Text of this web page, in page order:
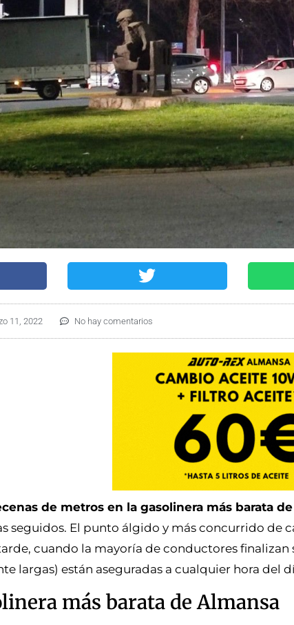
11, 2022 No hay comentarios
de metros en la gasolinera más barata
seguidos. El punto álgido y más concurrido de
cuando la mayoría de conductores finalizan
largas) están aseguradas a cualquier hora del
más barata de Almansa